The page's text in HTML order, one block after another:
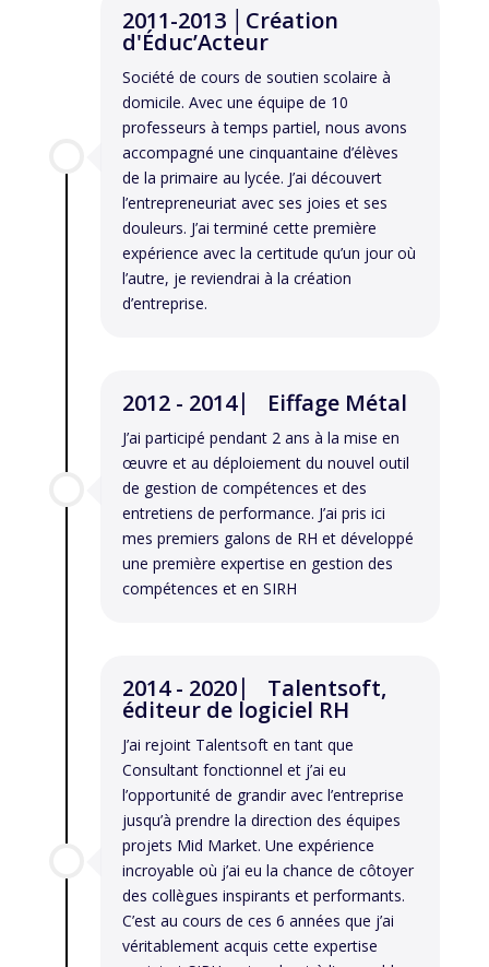
2011-2013 │Création
d'Éduc’Acteur
Société de cours de soutien scolaire à
domicile. Avec une équipe de 10
professeurs à temps partiel, nous avons
accompagné une cinquantaine d’élèves
de la primaire au lycée. J’ai découvert
l’entrepreneuriat avec ses joies et ses
douleurs. J’ai terminé cette première
expérience avec la certitude qu’un jour où
l’autre, je reviendrai à la création
d’entreprise.
2012 - 2014 ⎸ Eiffage Métal
J’ai participé pendant 2 ans à la mise en
œuvre et au déploiement du nouvel outil
de gestion de compétences et des
entretiens de performance. J’ai pris ici
mes premiers galons de RH et développé
une première expertise en gestion des
compétences et en SIRH
2014 - 2020 ⎸ Talentsoft,
éditeur de logiciel RH
J’ai rejoint Talentsoft en tant que
Consultant fonctionnel et j’ai eu
l’opportunité de grandir avec l’entreprise
jusqu’à prendre la direction des équipes
projets Mid Market. Une expérience
incroyable où j’ai eu la chance de côtoyer
des collègues inspirants et performants.
C’est au cours de ces 6 années que j’ai
véritablement acquis cette expertise